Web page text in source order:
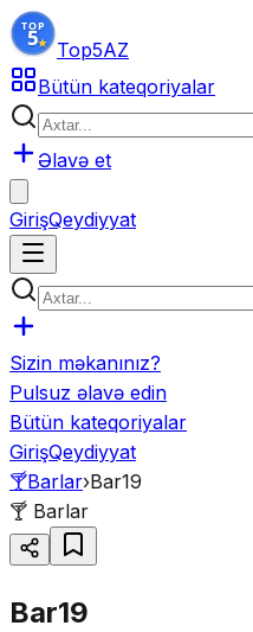
Top5AZ
Bütün kateqoriyalar
Əlavə et
GirişQeydiyyat
Sizin məkanınız?
Pulsuz əlavə edin
Bütün kateqoriyalar
GirişQeydiyyat
🍸Barlar›Bar19
🍸 Barlar
Bar19